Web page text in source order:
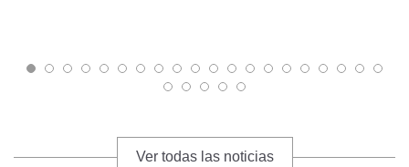
Ver todas las noticias